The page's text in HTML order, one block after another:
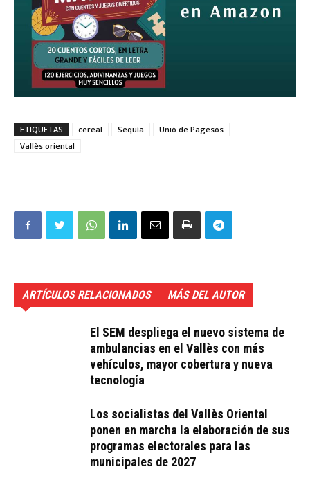
ETIQUETAS cereal Sequía
Unió de Pagesos
Vallès oriental
ARTÍCULOS RELACIONADOS MÁS DEL AUTOR
El SEM despliega el nuevo sistema de
ambulancias en el Vallès con más
vehículos, mayor cobertura y nueva
tecnología
Los socialistas del Vallès Oriental
ponen en marcha la elaboración de sus
programas electorales para las
municipales de 2027